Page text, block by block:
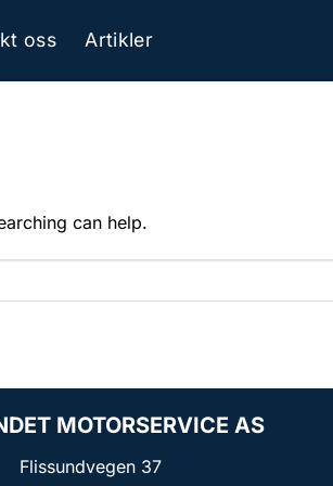
oss Artikler
can help.
MOTORSERVICE AS
Flissundvegen 37